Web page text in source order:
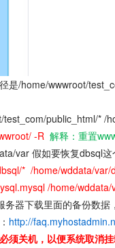
是/home/wwwroot/
public_html/* /
-R 解释：重置
var 假如要恢复dbsql
* /home/wddata/var/
/home/wddata/
务器下载里面的备份数据
http://
须关机，以便系统取消